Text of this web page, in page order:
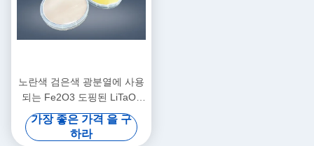
노란색 검은색 광분열에 사용
되는 Fe2O3 도핑된 LiTaO3
웨이퍼
가장 좋은 가격 을 구
하라